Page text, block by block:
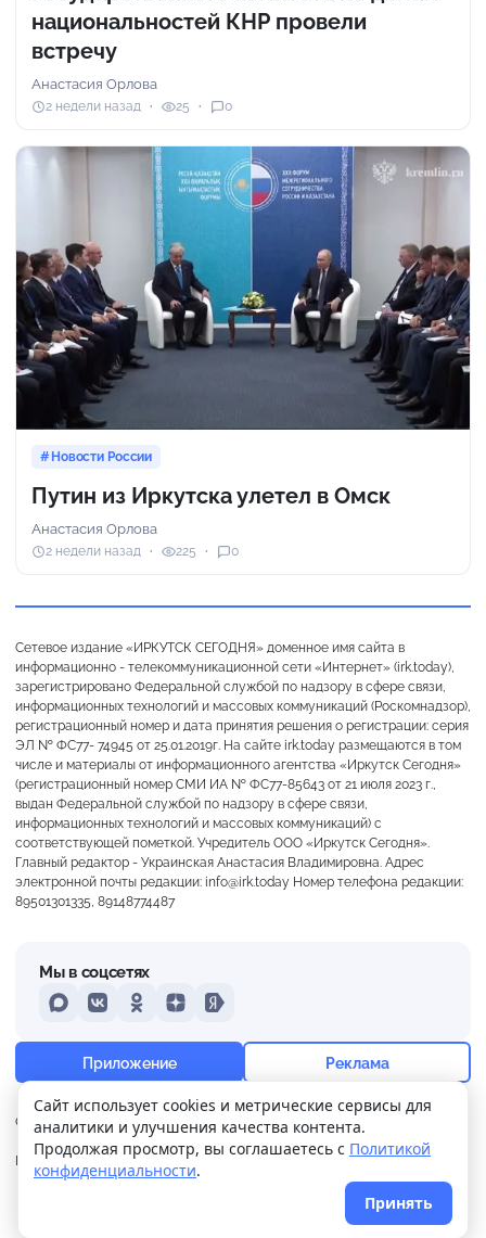
+21° Ощущается как +21
20 м/с 756 мм 72%
национальностей КНР провели
встречу
Анастасия Орлова
2 недели назад 25 0
Новости России
Путин из Иркутска улетел в Омск
Анастасия Орлова
2 недели назад 225 0
Сетевое издание «ИРКУТСК СЕГОДНЯ» доменное имя сайта в
информационно - телекоммуникационной сети «Интернет» (irk.today),
зарегистрировано Федеральной службой по надзору в сфере связи,
информационных технологий и массовых коммуникаций (Роскомнадзор),
регистрационный номер и дата принятия решения о регистрации: серия
ЭЛ № ФС77- 74945 от 25.01.2019г. На сайте irk.today размещаются в том
числе и материалы от информационного агентства «Иркутск Сегодня»
(регистрационный номер СМИ ИА № ФС77-85643 от 21 июля 2023 г.,
выдан Федеральной службой по надзору в сфере связи,
информационных технологий и массовых коммуникаций) с
соответствующей пометкой. Учредитель ООО «Иркутск Сегодня».
Главный редактор - Украинская Анастасия Владимировна. Адрес
электронной почты редакции: info@irk.today Номер телефона редакции:
89501301335, 89148774487
О нас Контакты Прислать новость
Реклама
Политика
конфиденциальности
Мы в соцсетях
MAXVKontakteOdnoklassniki
DzenYandex
Приложение Реклама
. Поддержка сайтаWPSUPPORT
Сайт использует cookies и метрические сервисы для
аналитики и улучшения качества контента.
Продолжая просмотр, вы соглашаетесь с Политикой
конфиденциальности.
Принять